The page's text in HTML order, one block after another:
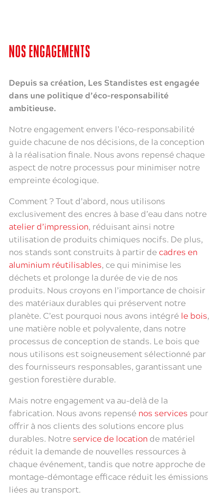
NOS ENGAGEMENTS
Depuis sa création, Les Standistes est engagée
dans une politique d’éco-responsabilité
ambitieuse.
Notre engagement envers l’éco-responsabilité
guide chacune de nos décisions, de la conception
à la réalisation finale. Nous avons repensé chaque
aspect de notre processus pour minimiser notre
empreinte écologique.
Comment ? Tout d’abord, nous utilisons
exclusivement des encres à base d’eau dans notre
atelier d’impression, réduisant ainsi notre
utilisation de produits chimiques nocifs. De plus,
nos stands sont construits à partir decadres en
aluminium réutilisables, ce qui minimise les
déchets et prolonge la durée de vie de nos
produits. Nous croyons en l’importance de choisir
des matériaux durables qui préservent notre
planète. C’est pourquoi nous avons intégréle bois,
une matière noble et polyvalente, dans notre
processus de conception de stands. Le bois que
nous utilisons est soigneusement sélectionné par
des fournisseurs responsables, garantissant une
gestion forestière durable.
Mais notre engagement va au-delà de la
fabrication. Nous avons repensénos services pour
offrir à nos clients des solutions encore plus
durables. Notreservice de location de matériel
réduit la demande de nouvelles ressources à
chaque événement, tandis que notre approche de
montage-démontage efficace réduit les émissions
liées au transport.